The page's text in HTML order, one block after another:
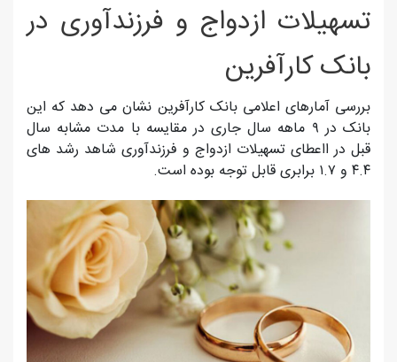
تسهیلات ازدواج و فرزندآوری در
بانک کارآفرین
بررسی آمارهای اعلامی بانک کارآفرین نشان می دهد که این
بانک در ۹ ماهه سال جاری در مقایسه با مدت مشابه سال
قبل در ااعطای تسهیلات ازدواج و فرزندآوری شاهد رشد های
۴.۴ و ۱.۷ برابری قابل توجه بوده است.